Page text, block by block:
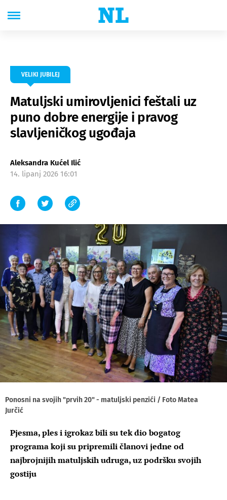
VELIKI JUBILEJ
Matuljski umirovljenici feštali uz
puno dobre energije i pravog
slavljeničkog ugođaja
Aleksandra Kućel Ilić
14. lipanj 2026 16:01
Ponosni na svojih "prvih 20" - matuljski penzići / Foto Matea
Jurčić
Pjesma, ples i igrokaz bili su tek dio bogatog
programa koji su pripremili članovi jedne od
najbrojnijih matuljskih udruga, uz podršku svojih
gostiju